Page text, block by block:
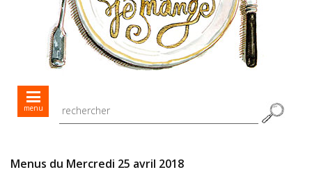
menu
Mes menus jour après jour
Mes recettes de saison
Menus du Mercredi 25 avril 2018